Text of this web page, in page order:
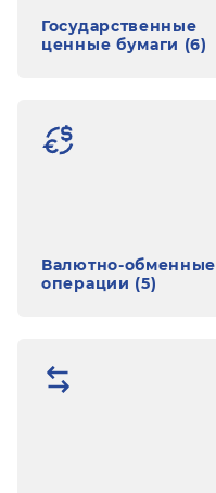
Государственные
ценные бумаги (6)
Валютно-обменные
операции (5)